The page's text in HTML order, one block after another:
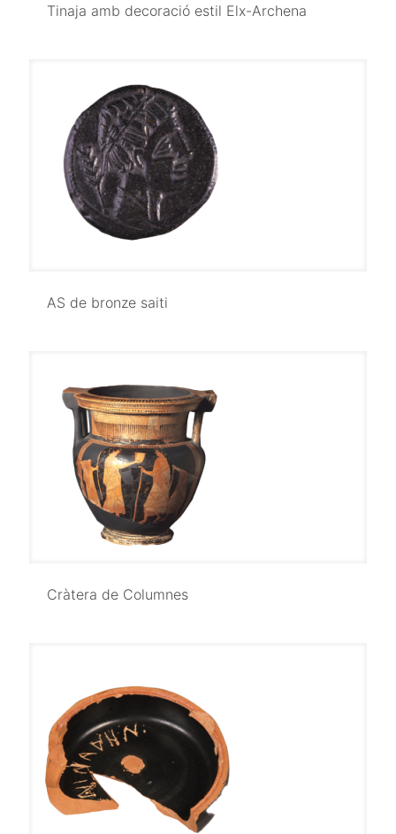
Tinaja amb decoració estil Elx-Archena
Tinaja amb decoració estil Elx-Archena
AS de bronze saiti
AS de bronze saiti
Cràtera de Columnes
Cràtera de Columnes